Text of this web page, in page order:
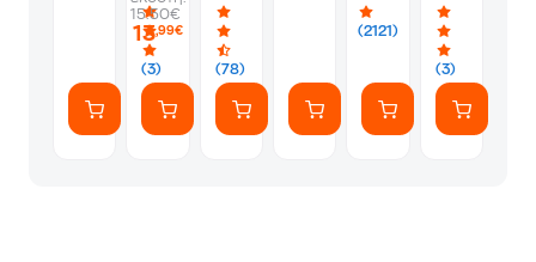
(3)
15.50€
13,99€
-
Silver
(78)
Silver
(2121)
1
Φακελάκι
(7
(3)